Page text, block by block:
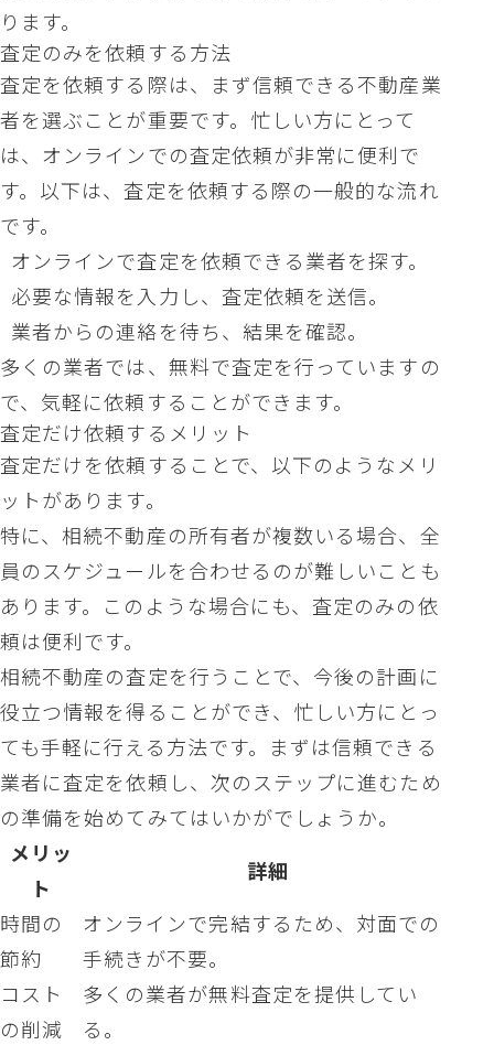
ります。
査定のみを依頼する方法
査定を依頼する際は、まず信頼できる不動産業
者を選ぶことが重要です。忙しい方にとって
は、オンラインでの査定依頼が非常に便利で
す。以下は、査定を依頼する際の一般的な流れ
です。
オンラインで査定を依頼できる業者を探す。
必要な情報を入力し、査定依頼を送信。
業者からの連絡を待ち、結果を確認。
多くの業者では、無料で査定を行っていますの
で、気軽に依頼することができます。
査定だけ依頼するメリット
査定だけを依頼することで、以下のようなメリ
ットがあります。
特に、相続不動産の所有者が複数いる場合、全
員のスケジュールを合わせるのが難しいことも
あります。このような場合にも、査定のみの依
頼は便利です。
相続不動産の査定を行うことで、今後の計画に
役立つ情報を得ることができ、忙しい方にとっ
ても手軽に行える方法です。まずは信頼できる
業者に査定を依頼し、次のステップに進むため
の準備を始めてみてはいかがでしょうか。
メリッ
ト
詳細
時間の
節約
オンラインで完結するため、対面での
手続きが不要。
コスト
の削減
多くの業者が無料査定を提供してい
る。